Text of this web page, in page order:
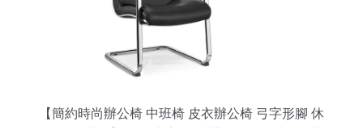
【簡約時尚辦公椅 中班椅 皮衣辦公椅 弓字形腳 休